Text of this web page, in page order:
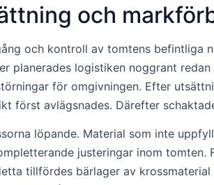
och
och kontroll av tomtens
planerades logistiken noggrant
för omgivningen. Efter
först avlägsnades. Därefter
löpande. Material som inte
justeringar inom
tillfördes bärlager av